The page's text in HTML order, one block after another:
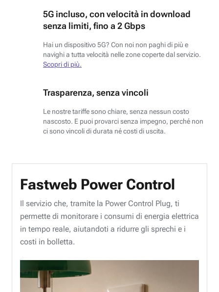
5G incluso, con velocità in download
senza limiti, fino a 2 Gbps
Hai un dispositivo 5G? Con noi non paghi di più e
navighi a tutta velocità nelle zone coperte dal servizio.
Scopri di più.
Trasparenza, senza vincoli
Le nostre tariffe sono chiare, senza nessun costo
nascosto. E puoi provarci senza impegno, perché non
ci sono vincoli di durata né costi di uscita.
Fastweb Power Control
Il servizio che, tramite la Power Control Plug, ti
permette di monitorare i consumi di energia elettrica
in tempo reale, aiutandoti a ridurre gli sprechi e i
costi in bolletta.